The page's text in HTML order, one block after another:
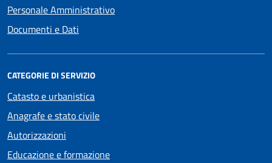
Personale Amministrativo
Documenti e Dati
CATEGORIE DI SERVIZIO
Catasto e urbanistica
Anagrafe e stato civile
Autorizzazioni
Educazione e formazione